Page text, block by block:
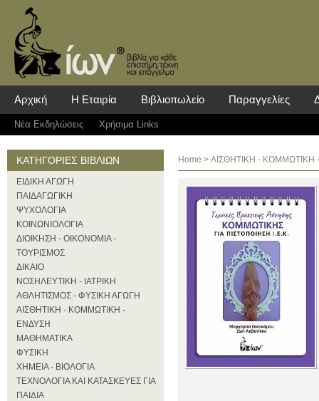
Αρχική Η Εταιρία Βιβλιοπωλείο Παραγγελίες
Νέα Eκδηλώσεις Χρήσιμα Links
ΚΑΤΗΓΟΡΙΕΣ ΒΙΒΛΙΩΝ
ΕΙΔΙΚΗ ΑΓΩΓΗ
ΠΑΙΔΑΓΩΓΙΚΗ
ΨΥΧΟΛΟΓΙΑ
ΚΟΙΝΩΝΙΟΛΟΓΙΑ
ΔΙΟΙΚΗΣΗ - ΟΙΚΟΝΟΜΙΑ -
ΤΟΥΡΙΣΜΟΣ
ΔΙΚΑΙΟ
ΝΟΣΗΛΕΥΤΙΚΗ - ΙΑΤΡΙΚΗ
ΑΘΛΗΤΙΣΜΟΣ - ΦΥΣΙΚΗ ΑΓΩΓΗ
ΑΙΣΘΗΤΙΚΗ - ΚΟΜΜΩΤΙΚΗ -
ΕΝΔΥΣΗ
ΜΑΘΗΜΑΤΙΚΑ
ΦΥΣΙΚΗ
ΧΗΜΕΙΑ - ΒΙΟΛΟΓΙΑ
ΤΕΧΝΟΛΟΓΙΑ ΚΑΙ ΚΑΤΑΣΚΕΥΕΣ ΓΙΑ
ΠΑΙΔΙΑ
Home > ΑΙΣΘΗΤΙΚΗ - ΚΟΜΜΩΤΙΚΗ